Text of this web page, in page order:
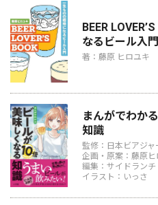
BEER
なるビール入門
著：藤原 ヒロユキ
まんがでわか
知識
監修：日本ビアジ
企画・原案：藤原ヒ
編集：サイドランチ
イラスト：いっさ